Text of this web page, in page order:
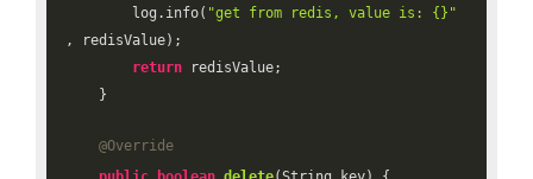
log.info( "get from redis, value is: {}"
, redisValue);
return redisValue;
}
@Override